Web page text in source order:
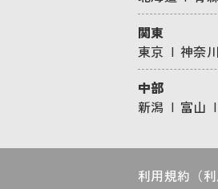
関東
東京
神奈川
中部
新潟
富山
利用規約（利